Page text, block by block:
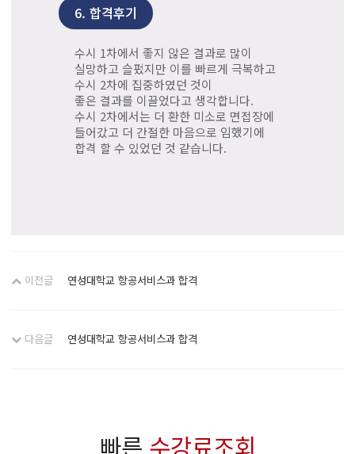
6. 합격후기
수시 1차에서 좋지 않은 결과로 많이
실망하고 슬펐지만 이를 빠르게 극복하고
수시 2차에 집중하였던 것이
좋은 결과를 이끌었다고 생각합니다.
수시 2차에서는 더 환한 미소로 면접장에
들어갔고 더 간절한 마음으로 임했기에
합격 할 수 있었던 것 같습니다.
이전글 연성대학교 항공서비스과 합격
다음글 연성대학교 항공서비스과 합격
빠른 수강료조회